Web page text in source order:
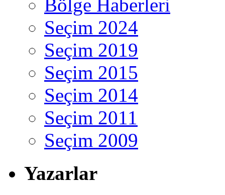
Bölge Haberleri
Seçim 2024
Seçim 2019
Seçim 2015
Seçim 2014
Seçim 2011
Seçim 2009
Yazarlar